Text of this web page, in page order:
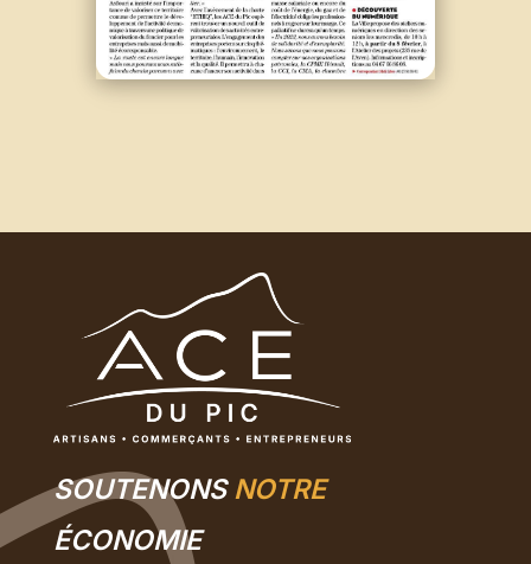
SOUTENONSNOTRE
ÉCONOMIE